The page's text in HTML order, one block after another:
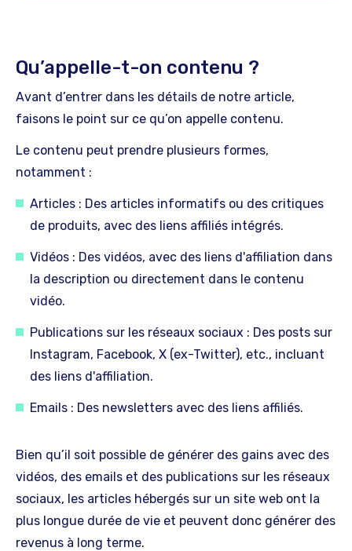
Qu’appelle-t-on contenu ?
Avant d’entrer dans les détails de notre article,
faisons le point sur ce qu’on appelle contenu.
Le contenu peut prendre plusieurs formes,
notamment :
Articles : Des articles informatifs ou des critiques
de produits, avec des liens affiliés intégrés.
Vidéos : Des vidéos, avec des liens d'affiliation dans
la description ou directement dans le contenu
vidéo.
Publications sur les réseaux sociaux : Des posts sur
Instagram, Facebook, X (ex-Twitter), etc., incluant
des liens d'affiliation.
Emails : Des newsletters avec des liens affiliés.
Bien qu’il soit possible de générer des gains avec des
vidéos, des emails et des publications sur les réseaux
sociaux, les articles hébergés sur un site web ont la
plus longue durée de vie et peuvent donc générer des
revenus à long terme.